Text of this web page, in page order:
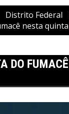
Distrito Federal
nesta
DO